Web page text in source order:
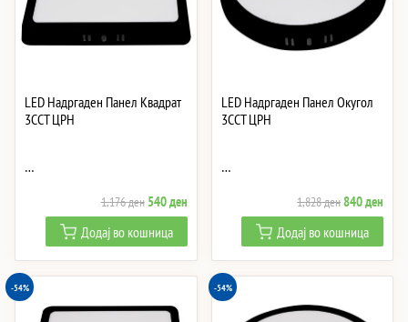
LED Надргаден Панел Квадрат
3CCT ЦРН
…
1,176ден Original
price
was:
1,176 ден.
540денCurrent
price
is:
540 ден.
Додај во кошница
LED Надргаден Панел Окугол
3CCT ЦРН
…
1,828денOriginal
price
was:
1,828 ден.
840ден
price
is:
840
Додај во кошница
-54% -54%